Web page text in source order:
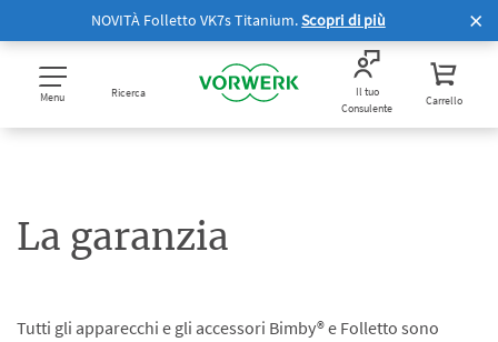
NOVITÀ Folletto VK7s Titanium.Scopri di più
Menu Ricerca
Il tuo
Consulente
Carrello
La garanzia
Tutti gli apparecchi e gli accessori Bimby® e Folletto sono